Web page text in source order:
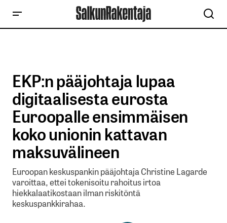
EKP:n pääjohtaja lupaa
digitaalisesta eurosta
Euroopalle ensimmäisen
koko unionin kattavan
maksuvälineen
Euroopan keskuspankin pääjohtaja Christine Lagarde
varoittaa, ettei tokenisoitu rahoitus irtoa
hiekkalaatikostaan ilman riskitöntä
keskuspankkirahaa.